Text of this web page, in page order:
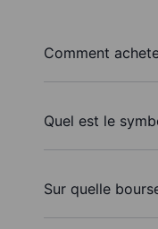
Comment
Quel est le
Sur quelle